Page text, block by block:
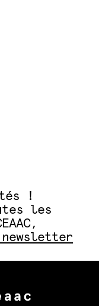
!
les